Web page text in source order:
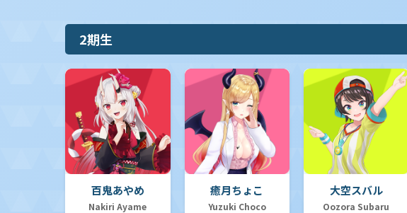
2期生
百鬼あやめ
Nakiri Ayame
癒月ちょこ
Yuzuki Choco
大空スバル
Oozora Subaru